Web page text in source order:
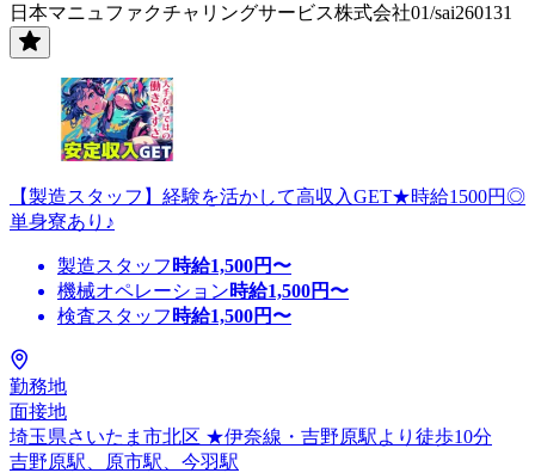
日本マニュファクチャリングサービス株式会社01/sai260131
【製造スタッフ】経験を活かして高収入GET★時給1500円◎
単身寮あり♪
製造スタッフ 時給1,500円〜
機械オペレーション時給1,500円〜
検査スタッフ 時給1,500円〜
勤務地
面接地
埼玉県さいたま市北区 ★伊奈線・吉野原駅より徒歩10分
吉野原駅、原市駅、今羽駅